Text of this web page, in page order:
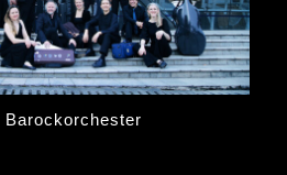
Barockorchester